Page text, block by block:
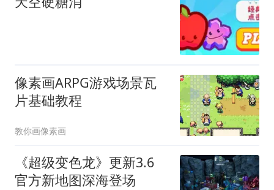
像素画ARPG游戏场景瓦
片基础教程
教你画像素画
《超级变色龙》更新3.6
官方新地图深海登场